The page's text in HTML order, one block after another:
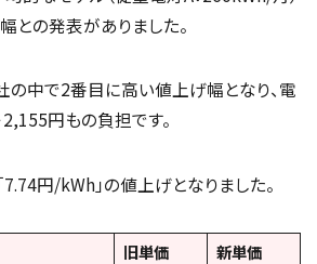
との発表がありました。
の中で2番目に高い値上げ幅となり、電
円もの負担です。
円/kWh」の値上げとなりました。
旧単価
新単価